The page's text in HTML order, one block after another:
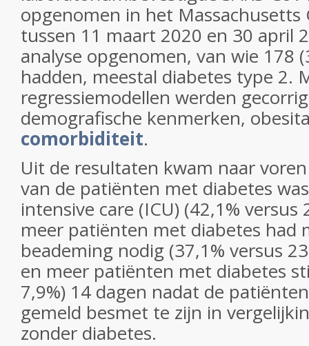
opgenomen in het Massachusetts
tussen 11 maart 2020 en 30 april
analyse opgenomen, van wie 178
hadden, meestal diabetes type 2.
regressiemodellen werden
demografische kenmerken,
comorbiditeit.
Uit de resultaten kwam naar
van de patiënten met diabetes
intensive care (ICU) (42,1% versus
meer patiënten met diabetes had
beademing nodig (37,1% versus
en meer patiënten met diabetes
7,9%) 14 dagen nadat de
gemeld besmet te zijn in
zonder diabetes.